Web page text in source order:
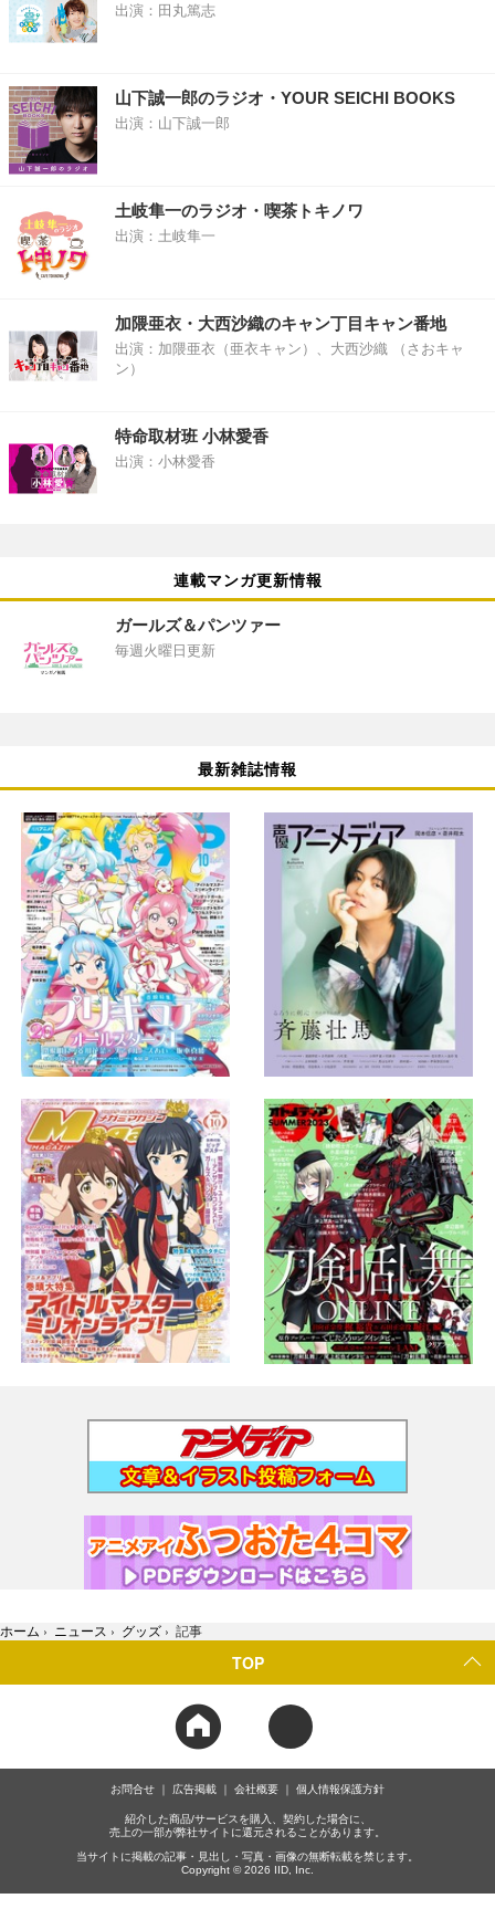
出演：田丸篤志
山下誠一郎のラジオ・YOUR SEICHI BOOKS
出演：山下誠一郎
土岐隼一のラジオ・喫茶トキノワ
出演：土岐隼一
加隈亜衣・大西沙織のキャン丁目キャン番地
出演：加隈亜衣（亜衣キャン）、大西沙織 （さおキャ
ン）
特命取材班 小林愛香
出演：小林愛香
連載マンガ更新情報
ガールズ＆パンツァー
毎週火曜日更新
最新雑誌情報
ホーム › ニュース › グッズ › 記事
TOP
お問合せ 広告掲載 会社概要 個人情報保護方針
紹介した商品/サービスを購入、契約した場合に、
売上の一部が弊社サイトに還元されることがあります。
当サイトに掲載の記事・見出し・写真・画像の無断転載を禁じます。
Copyright © 2026 IID, Inc.